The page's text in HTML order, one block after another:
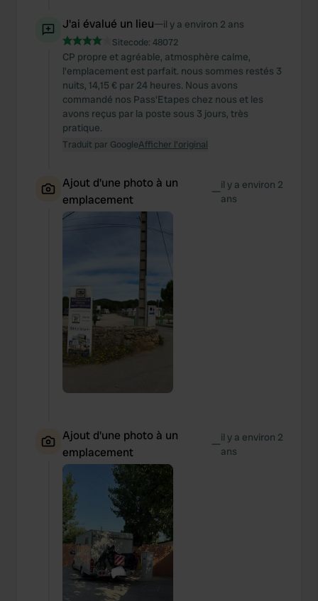
J'ai évalué un lieu—il y a environ 2 ans
Sitecode: 48072
CP propre et agréable, atmosphère calme,
l'emplacement est parfait. nous sommes restés 3
nuits, 14,15 € par 24 heures. Nous avons
commandé nos Pass'Etapes chez nous et les
avons reçus par la poste sous 3 jours, très
pratique.
Traduit par GoogleAfficher l'original
Ajout d'une photo à un
emplacement
—il y a environ 2
ans
Ajout d'une photo à un
emplacement
—il y a environ 2
ans